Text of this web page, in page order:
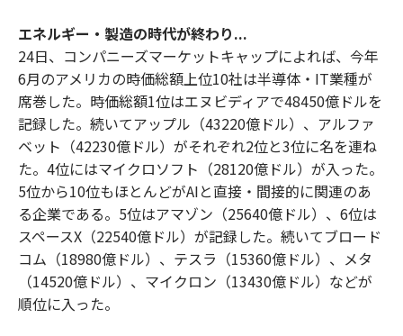
エネルギー・製造の時代が終わり...
24日、コンパニーズマーケットキャップによれば、今年
6月のアメリカの時価総額上位10社は半導体・IT業種が
席巻した。時価総額1位はエヌビディアで48450億ドルを
記録した。続いてアップル（43220億ドル）、アルファ
ベット（42230億ドル）がそれぞれ2位と3位に名を連ね
た。4位にはマイクロソフト（28120億ドル）が入った。
5位から10位もほとんどがAIと直接・間接的に関連のあ
る企業である。5位はアマゾン（25640億ドル）、6位は
スペースX（22540億ドル）が記録した。続いてブロード
コム（18980億ドル）、テスラ（15360億ドル）、メタ
（14520億ドル）、マイクロン（13430億ドル）などが
順位に入った。